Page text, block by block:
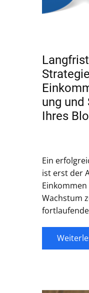
ung und
Ihres
Ein
ist erst der
Wachstum